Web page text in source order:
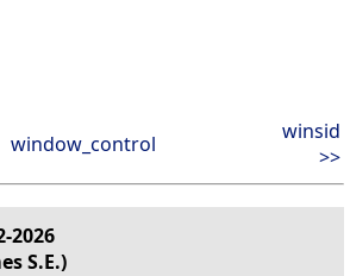
window_control
winsid
>>
2026
S.E.)